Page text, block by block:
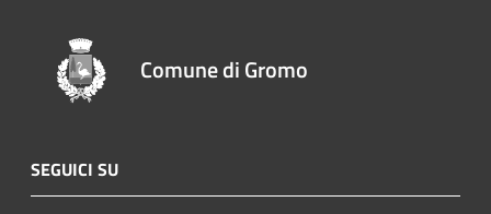
Comune di Gromo
SEGUICI SU